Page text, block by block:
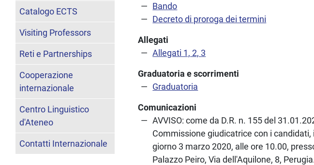
Bando
Decreto di proroga dei termini
Allegati
Allegati 1, 2, 3
Graduatoria e scorrimenti
Graduatoria
Comunicazioni
AVVISO: come da D.R. n. 155 del
Commissione giudicatrice con i
giorno 3 marzo 2020, alle ore 10.00,
Palazzo Peiro, Via dell'Aquilone, 8,
Catalogo ECTS
Visiting Professors
Reti e Partnerships
Cooperazione
internazionale
Centro Linguistico
d'Ateneo
Contatti Internazionale